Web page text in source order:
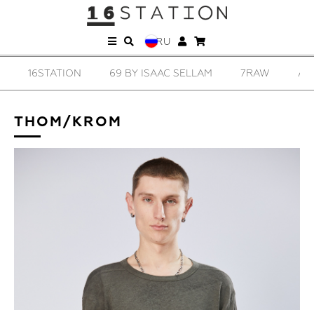
RU
16STATION 69 BY ISAAC SELLAM 7RAW
THOM/KROM